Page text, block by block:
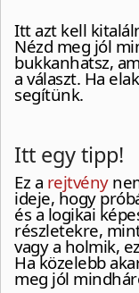
Itt azt kell
Nézd meg jól
bukkanhatsz,
a választ. Ha
segítünk.
Itt egy tipp!
Ez a rejtvény
ideje, hogy
és a logikai
részletekre,
vagy a holmik,
Ha közelebb
meg jól